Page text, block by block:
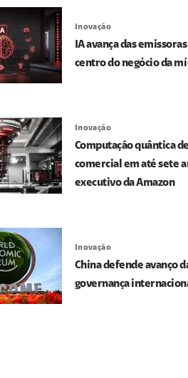
Inovação
IA avança das
centro do negócio da
Inovação
Computação quântica
comercial em até sete
executivo da Amazon
Inovação
China defende avanço
governança